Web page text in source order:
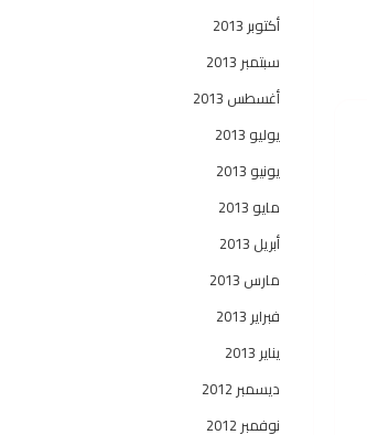
أكتوبر 2013
سبتمبر 2013
أغسطس 2013
يوليو 2013
يونيو 2013
مايو 2013
أبريل 2013
مارس 2013
فبراير 2013
يناير 2013
ديسمبر 2012
نوفمبر 2012